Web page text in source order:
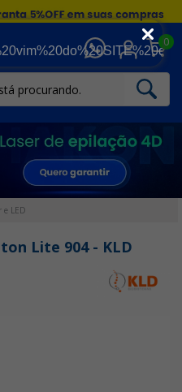
0
e LED
Lite 904 - KLD